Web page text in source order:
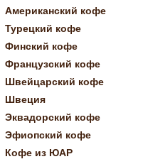
Американский кофе
Турецкий кофе
Финский кофе
Французский кофе
Швейцарский кофе
Швеция
Эквадорский кофе
Эфиопский кофе
Кофе из ЮАР